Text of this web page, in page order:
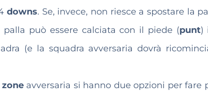
downs. Se, invece, non riesce a spostare la
può essere calciata con il piede (punt)
(e la squadra avversaria dovrà
avversaria si hanno due opzioni per fare